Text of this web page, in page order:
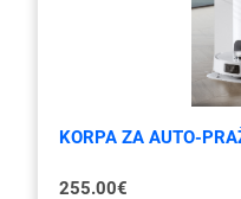
KORPA ZA AUTO-
255.00€